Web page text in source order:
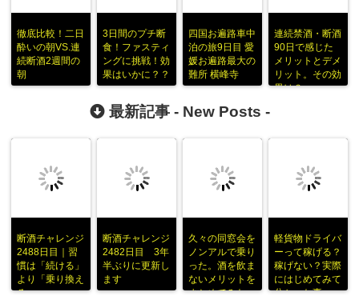
徹底比較！二日
酔いの朝VS.連
続断酒2週間の
朝
3日間のプチ断
食！ファスティ
ングに挑戦！効
果はいかに？？
四国お遍路車中
泊の旅9日目 愛
媛お遍路最大の
難所 横峰寺
連続禁酒・断酒
90日で感じた
メリットとデメ
リット。その効
果は？
最新記事 - New Posts -
断酒チャレンジ
2488日目｜習
慣は「続ける」
より「乗り換え
る」
断酒チャレンジ
2482日目 3年
半ぶりに更新し
ます
久々の同窓会を
ノンアルで乗り
った。酒を飲ま
ないメリットを
まとめてみた
軽貨物ドライバ
ーって稼げる？
稼げない？実際
にはじめてみて
分かった事